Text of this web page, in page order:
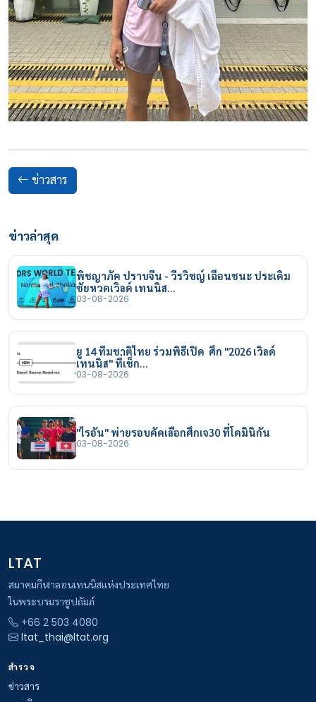
ข่าวสาร
ข่าวล่าสุด
พิชญาภัค ปราบจีน - วีรวิชญ์ เฉือนชนะ ประเดิม
ชัยหวดเวิลด์ เทนนิส…
03-08-2026
ยู 14 ทีมชาติไทย ร่วมพิธีเปิด ศึก "2026 เวิลด์
เทนนิส" ที่เช็ก…
03-08-2026
"ไรอัน" พ่ายรอบคัดเลือกศึกเจ30 ที่โดมินิกัน
03-08-2026
LTAT
สมาคมกีฬาลอนเทนนิสแห่งประเทศไทย
ในพระบรมราชูปถัมภ์
+66 2 503 4080
ltat_thai@ltat.org
สำรวจ
ข่าวสาร